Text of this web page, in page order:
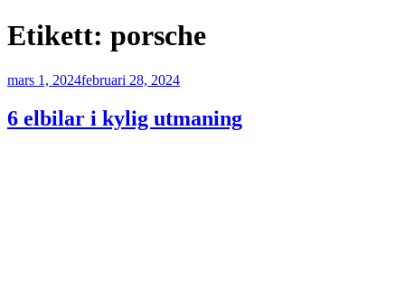
Etikett: porsche
Publicerat
mars 1, 2024februari 28, 2024
6 elbilar i kylig utmaning